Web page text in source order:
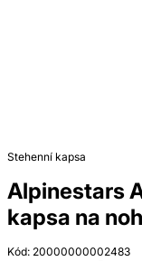
Stehenní kapsa
Alpinestars
kapsa na
Kód: 20000000002483